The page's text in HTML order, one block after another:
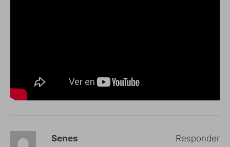
Senes Responder